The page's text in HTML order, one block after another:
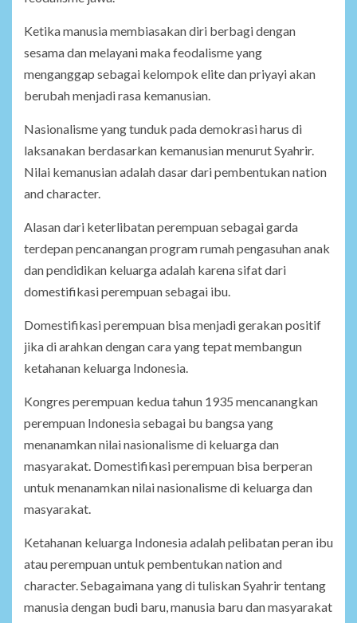
Ketika manusia membiasakan diri berbagi dengan
sesama dan melayani maka feodalisme yang
menganggap sebagai kelompok elite dan priyayi akan
berubah menjadi rasa kemanusian.
Nasionalisme yang tunduk pada demokrasi harus di
laksanakan berdasarkan kemanusian menurut Syahrir.
Nilai kemanusian adalah dasar dari pembentukan nation
and character.
Alasan dari keterlibatan perempuan sebagai garda
terdepan pencanangan program rumah pengasuhan anak
dan pendidikan keluarga adalah karena sifat dari
domestifikasi perempuan sebagai ibu.
Domestifikasi perempuan bisa menjadi gerakan positif
jika di arahkan dengan cara yang tepat membangun
ketahanan keluarga Indonesia.
Kongres perempuan kedua tahun 1935 mencanangkan
perempuan Indonesia sebagai bu bangsa yang
menanamkan nilai nasionalisme di keluarga dan
masyarakat. Domestifikasi perempuan bisa berperan
untuk menanamkan nilai nasionalisme di keluarga dan
masyarakat.
Ketahanan keluarga Indonesia adalah pelibatan peran ibu
atau perempuan untuk pembentukan nation and
character. Sebagaimana yang di tuliskan Syahrir tentang
manusia dengan budi baru, manusia baru dan masyarakat